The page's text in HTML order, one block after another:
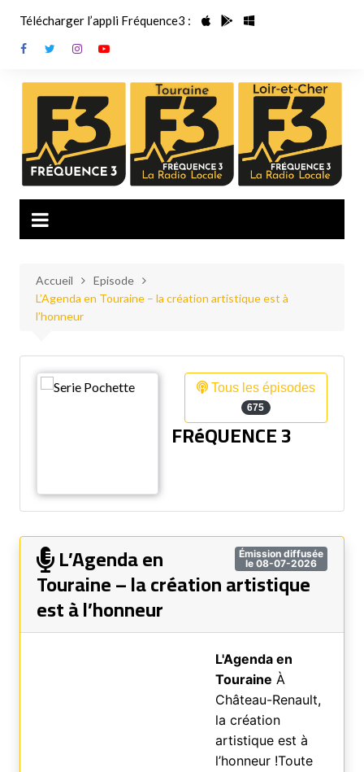
contenu
Télécharger l’appli Fréquence3 :
Accueil
Episode
L’Agenda en Touraine – la création artistique est à
l’honneur
Tous les épisodes
675
FRéQUENCE 3
Émission diffusée
le 08-07-2026
L’Agenda en
Touraine – la création artistique
est à l’honneur
L'Agenda en
Touraine À
Château-Renault,
la création
artistique est à
l’honneur !Toute